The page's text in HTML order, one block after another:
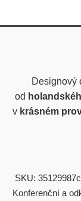
Designový
od
v krásném
SKU:
Konferenční a